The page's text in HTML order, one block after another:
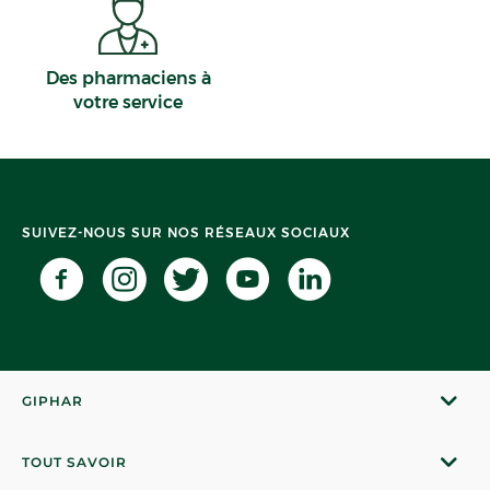
Des pharmaciens à
votre service
SUIVEZ-NOUS SUR NOS RÉSEAUX SOCIAUX
GIPHAR
TOUT SAVOIR